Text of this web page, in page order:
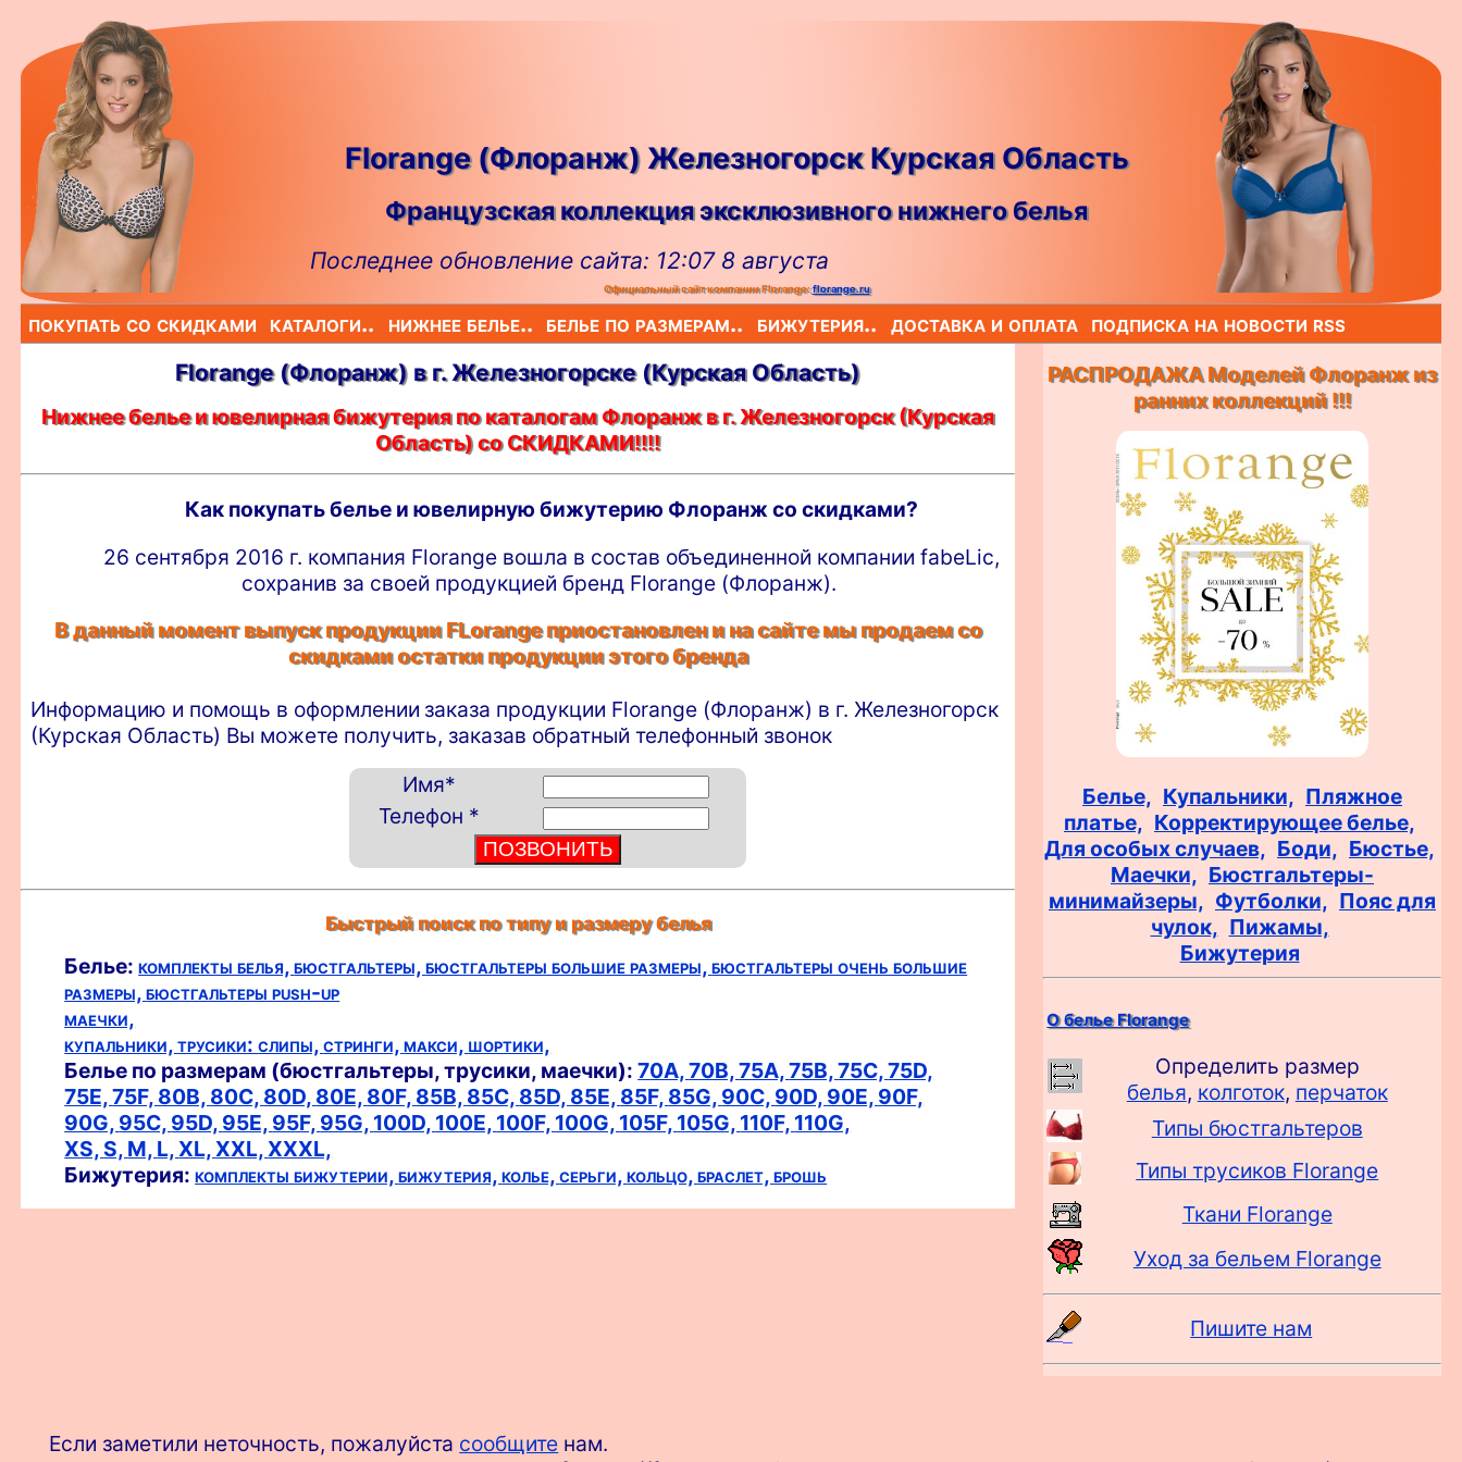
Florange (Флоранж) Железногорск Курская Область
Французская коллекция эксклюзивного нижнего белья
Последнее обновление сайта: 12:07 8 августа
Официальный сайт компании Florange:florange.ru
покупать со скидками каталоги.. нижнее белье.. белье по размерам.. бижутерия.. доставка и оплата подписка на новости rss
Florange (Флоранж) в г. Железногорскe (Курская Область)
Нижнее белье и ювелирная бижутерия по каталогам Флоранж в г. Железногорск (Курская
Область) со СКИДКАМИ!!!!
Как покупать белье и ювелирную бижутерию Флоранж со скидками?
26 сентября 2016 г. компания Florange вошла в состав объединенной компании fabeLic,
сохранив за своей продукцией бренд Florange (Флоранж).
В данный момент выпуск продукции FLorange приостановлен и на сайте мы продаем со
скидками остатки продукции этого бренда
Информацию и помощь в оформлении заказа продукции Florange (Флоранж) в г. Железногорск
(Курская Область) Вы можете получить, заказав обратный телефонный звонок
Имя*
Телефон *
Быстрый поиск по типу и размеру белья
Белье:комплекты белья,бюстгальтеры,бюстгальтеры большие размеры,бюстгальтеры очень большие
размеры,бюстгальтеры push-up
маечки,
купальники,трусики:слипы,стринги,макси, шортики,
Белье по размерам (бюстгальтеры, трусики, маечки):70A,70B,75A,75B,75C,75D,
75E,75F, 80B, 80C, 80D, 80E, 80F, 85B, 85C, 85D, 85E, 85F, 85G, 90C, 90D, 90E, 90F,
90G, 95C, 95D, 95E, 95F, 95G, 100D, 100E, 100F, 100G, 105F, 105G, 110F, 110G,
XS, S, M, L,XL,XXL,XXXL,
Бижутерия:комплекты бижутерии,бижутерия,колье,серьги,кольцо,браслет,брошь
РАСПРОДАЖА Моделей Флоранж из
ранних коллекций !!!
Белье, Купальники, Пляжное
платье, Корректирующее белье,
Для особых случаев, Боди, Бюстье,
Маечки, Бюстгальтеры-
минимайзеры, Футболки, Пояс для
чулок, Пижамы,
Бижутерия
О белье Florange
Определить размер
белья, колготок, перчаток
Типы бюстгальтеров
Типы трусиков Florange
Ткани Florange
Уход за бельем Florange
Пишите нам
Если заметили неточность, пожалуйста сообщите нам.